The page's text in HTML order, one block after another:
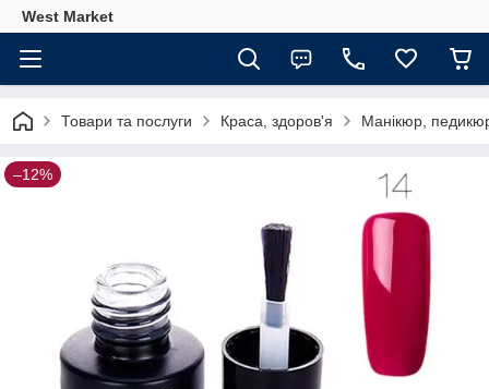
West Market
Товари та послуги Краса, здоров'я Манікюр,
–12%